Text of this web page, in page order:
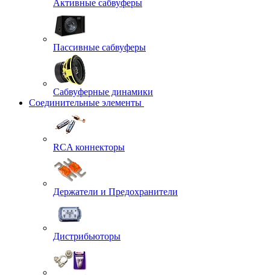
Активные сабвуферы
Пассивные сабвуферы
Сабвуферные динамики
Соединительные элементы
RCA коннекторы
Держатели и Предохранители
Дистрибьюторы